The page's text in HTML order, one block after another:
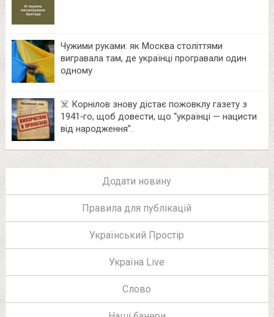
Чужими руками: як Москва століттями
вигравала там, де українці програвали один
одному
☠️ Корнілов знову дістає пожовклу газету з
1941‑го, щоб довести, що “українці — нацисти
від народження”.
Додати новину
Правила для публікацій
Український Простір
Україна Live
Слово